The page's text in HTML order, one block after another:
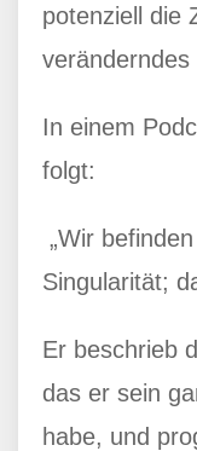
potenziell die
veränderndes
In einem
folgt:
„Wir
Singularität;
Er beschrieb
das er sein
habe, und